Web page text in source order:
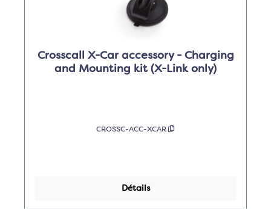
Crosscall X-Car accessory - Charging
and Mounting kit (X-Link only)
CROSSC-ACC-XCAR
Détails